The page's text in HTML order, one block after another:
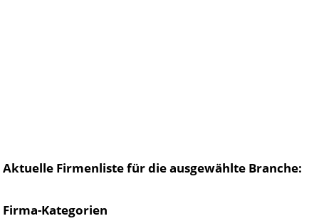
Aktuelle Firmenliste für die ausgewählte Branche:
Firma-Kategorien